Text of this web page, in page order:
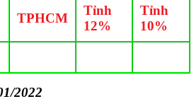
TPHCM
Tỉnh
12%
Tỉnh
10%
2022